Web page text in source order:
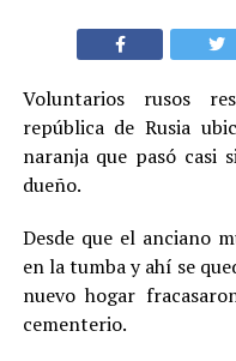
Voluntarios rusos
república de Rusia
naranja que pasó casi
dueño.
Desde que el anciano
en la tumba y ahí se
nuevo hogar
cementerio.